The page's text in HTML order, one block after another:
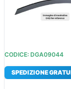
CODICE: DGA09044
SPEDIZIONE